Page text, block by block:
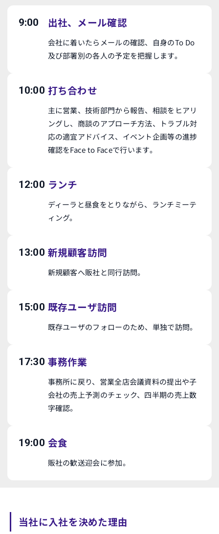
9:00 出社、メール確認
会社に着いたらメールの確認、自身のTo Do
及び部署別の各人の予定を把握します。
10:00 打ち合わせ
主に営業、技術部門から報告、相談をヒアリ
ングし、商談のアプローチ方法、トラブル対
応の適宜アドバイス、イベント企画等の進捗
確認をFace to Faceで行います。
12:00 ランチ
ディーラと昼食をとりながら、ランチミーテ
ィング。
13:00 新規顧客訪問
新規顧客へ販社と同行訪問。
15:00 既存ユーザ訪問
既存ユーザのフォローのため、単独で訪問。
17:30 事務作業
事務所に戻り、営業全店会議資料の提出や子
会社の売上予測のチェック、四半期の売上数
字確認。
19:00 会食
販社の歓送迎会に参加。
当社に入社を決めた理由